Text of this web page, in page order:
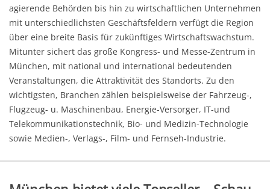
agierende Behörden bis hin zu wirtschaftlichen Unternehmen
mit unterschiedlichsten Geschäftsfeldern verfügt die Region
über eine breite Basis für zukünftiges Wirtschaftswachstum.
Mitunter sichert das große Kongress- und Messe-Zentrum in
München, mit national und international bedeutenden
Veranstaltungen, die Attraktivität des Standorts. Zu den
wichtigsten, Branchen zählen beispielsweise der Fahrzeug-,
Flugzeug- u. Maschinenbau, Energie-Versorger, IT-und
Telekommunikationstechnik, Bio- und Medizin-Technologie
sowie Medien-, Verlags-, Film- und Fernseh-Industrie.